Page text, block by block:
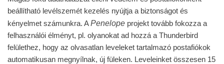
beállítható levélszemét kezelés nyújtja a biztonságot és
kényelmet számunkra. APenelope projekt tovább fokozza a
felhasználói élményt, pl. olyanokat ad hozzá a Thunderbird
felülethez, hogy az olvasatlan leveleket tartalmazó postafiókok
automatikusan megnyílnak, új füleken. Leveleinket összesen 15